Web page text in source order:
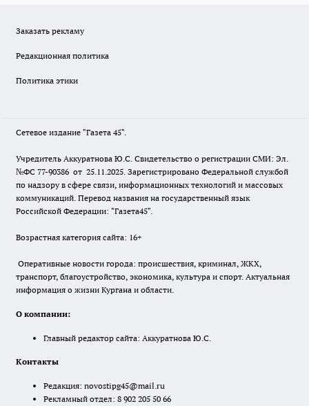
Заказать рекламу
Редакционная политика
Политика этики
Сетевое издание "Газета 45".
Учредитель Аккуратнова Ю.С. Свидетельство о регистрации СМИ: Эл.
№ФС 77-90386 от 25.11.2025. Зарегистрировано Федеральной службой
по надзору в сфере связи, информационных технологий и массовых
коммуникаций. Перевод названия на государственный язык
Российской Федерации: "Газета45".
Возрастная категория сайта: 16+
Оперативные новости города: происшествия, криминал, ЖКХ,
транспорт, благоустройство, экономика, культура и спорт. Актуальная
информация о жизни Кургана и области.
О компании:
Главный редактор сайта: Аккуратнова Ю.С.
Контакты
Редакция: novostipg45@mail.ru
Рекламный отдел: 8 902 205 50 66